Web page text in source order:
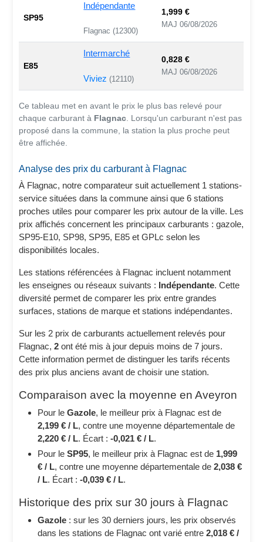
SP95
Indépendante
Flagnac (12300)
1,999 €
MAJ 06/08/2026
E85
Intermarché
Viviez (12110)
0,828 €
MAJ 06/08/2026
Ce tableau met en avant le prix le plus bas relevé pour
chaque carburant à Flagnac . Lorsqu'un carburant n'est pas
proposé dans la commune, la station la plus proche peut
être affichée.
Analyse des prix du carburant à Flagnac
À Flagnac, notre comparateur suit actuellement 1 stations-
service situées dans la commune ainsi que 6 stations
proches utiles pour comparer les prix autour de la ville. Les
prix affichés concernent les principaux carburants : gazole,
SP95-E10, SP98, SP95, E85 et GPLc selon les
disponibilités locales.
Les stations référencées à Flagnac incluent notamment
les enseignes ou réseaux suivants : Indépendante. Cette
diversité permet de comparer les prix entre grandes
surfaces, stations de marque et stations indépendantes.
Sur les 2 prix de carburants actuellement relevés pour
Flagnac,2 ont été mis à jour depuis moins de 7 jours.
Cette information permet de distinguer les tarifs récents
des prix plus anciens avant de choisir une station.
Comparaison avec la moyenne en Aveyron
Pour leGazole, le meilleur prix à Flagnac est de
2,199 € / L, contre une moyenne départementale de
2,220 € / L. Écart :-0,021 € / L.
Pour leSP95, le meilleur prix à Flagnac est de 1,999
€ / L, contre une moyenne départementale de2,038 €
/ L. Écart :-0,039 € / L.
Historique des prix sur 30 jours à Flagnac
Gazole : sur les 30 derniers jours, les prix observés
dans les stations de Flagnac ont varié entre2,018 € /